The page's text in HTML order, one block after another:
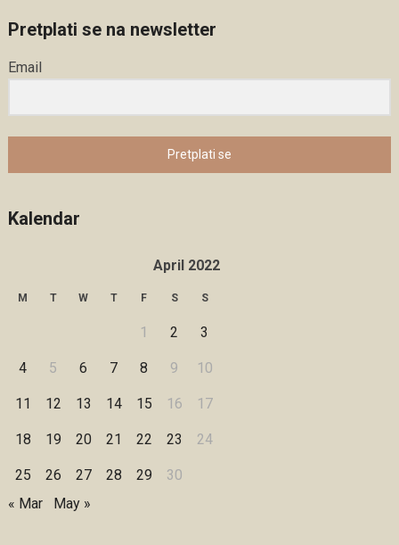
Pretplati se na newsletter
Email
Pretplati se
Kalendar
April 2022
M T W T F S S
1 2 3
4 5 6 7 8 9 10
11 12 13 14 15 16 17
18 19 20 21 22 23 24
25 26 27 28 29
30
« Mar
May »